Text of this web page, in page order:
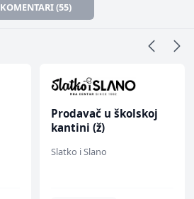
KOMENTARI (55)
Radnik u proizvodnji
(m/ž)
RAMA-GLAS